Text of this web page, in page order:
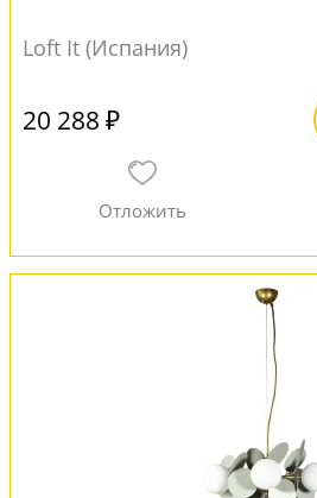
Loft It (Испания)
20 288 ₽